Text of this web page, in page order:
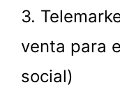
3.
venta para
social)